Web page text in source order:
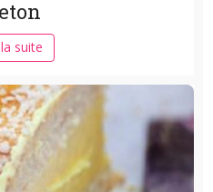
suite